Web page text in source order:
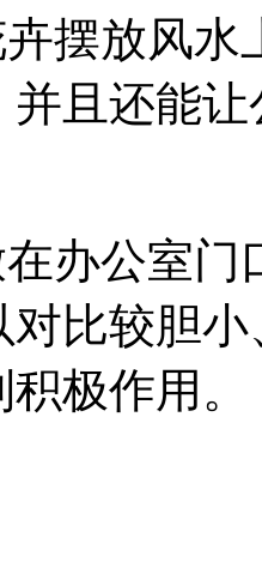
摆放风
且还能
办公室门
对比较胆
极作用。